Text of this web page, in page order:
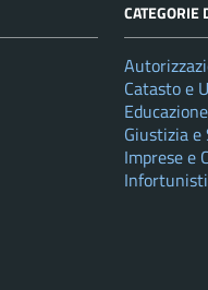
CATEGORIE
Catasto e
Giustizia e
Imprese e